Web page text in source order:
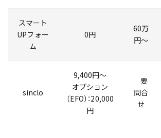
スマート
UPフォー
ム
0円
60万
円～
sinclo
9,400円～
オプション
（EFO）：20,000
円
要
問合
せ